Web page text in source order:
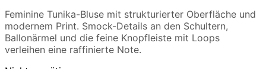
Feminine Tunika-Bluse mit strukturierter Oberfläche und
modernem Print. Smock-Details an den Schultern,
Ballonärmel und die feine Knopfleiste mit Loops
verleihen eine raffinierte Note.